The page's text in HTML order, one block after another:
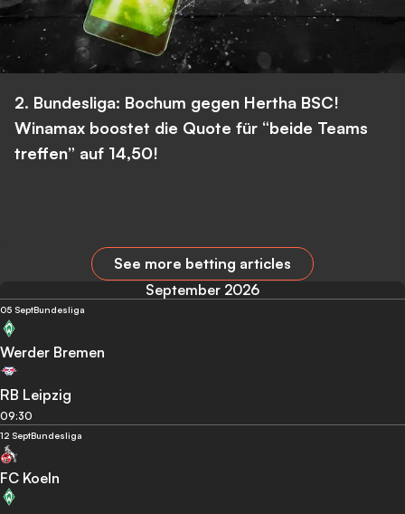
2. Bundesliga: Bochum gegen Hertha BSC!
Winamax boostet die Quote für “beide Teams
treffen” auf 14,50!
See more betting articles
September 2026
05 SeptBundesliga
Werder Bremen
RB Leipzig
09:30
12 SeptBundesliga
FC Koeln